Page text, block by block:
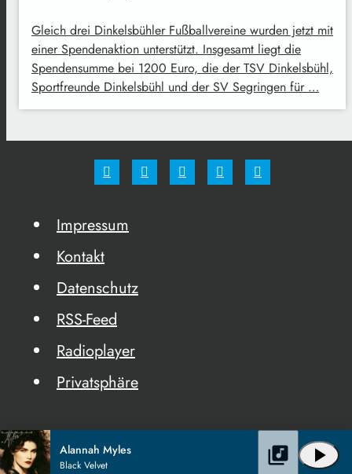
Gleich drei Dinkelsbühler Fußballvereine wurden jetzt mit
einer Spendenaktion unterstützt. Insgesamt liegt die
Spendensumme bei 1200 Euro, die der TSV Dinkelsbühl,
Sportfreunde Dinkelsbühl und der SV Segringen für …
Impressum
Kontakt
Datenschutz
RSS-Feed
Radioplayer
Privatsphäre
Alannah Myles
Black Velvet play_arrow
library_music